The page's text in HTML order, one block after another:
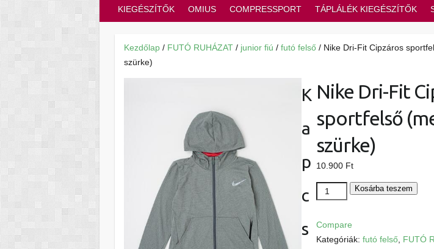
KIEGÉSZÍTŐK OMIUS COMPRESSPORT TÁPLÁLÉK KIEGÉSZÍTŐK
Kezdőlap/ FUTÓ RUHÁZAT/ junior fiú / futó felső/ Nike Dri-Fit Cipzáros
szürke)
Nike Dri-Fit
sportfelső
szürke)
10.900 Ft
Nike
Dri-
Cipzáros
Kosárba teszem
Compare
Kategóriák: futó felső, FUTÓ
K
a
p
c
s